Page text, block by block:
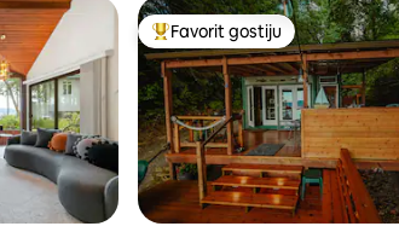
Glavni favorit gostiju
Favorit gostiju